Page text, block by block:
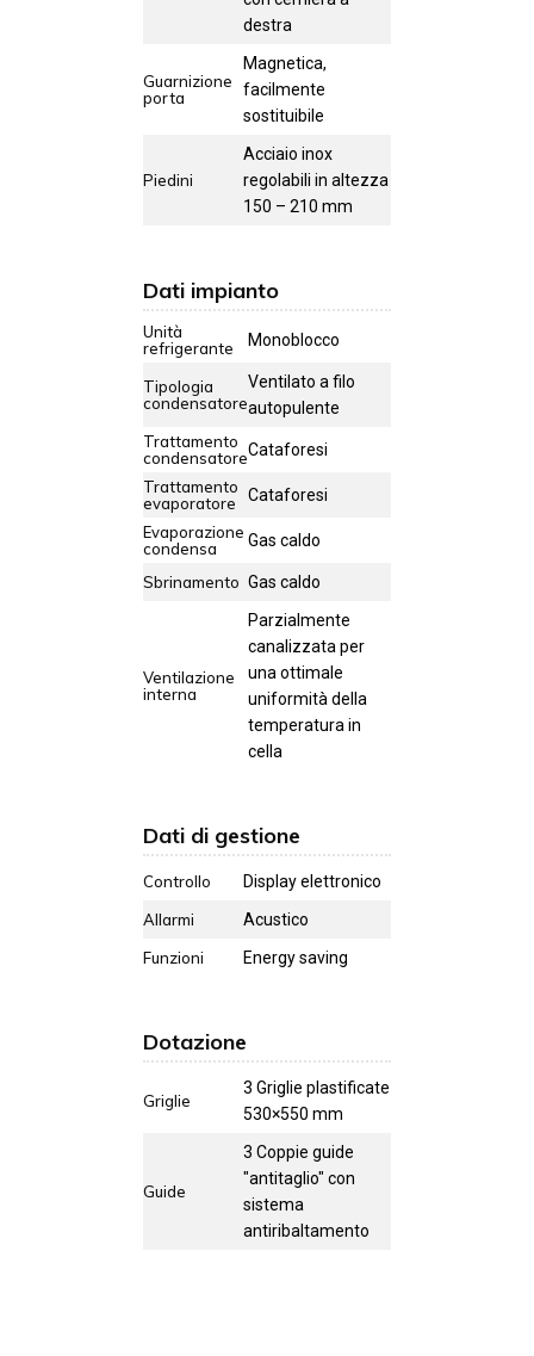
destra
Guarnizione
porta
Magnetica,
facilmente
sostituibile
Piedini
Acciaio inox
regolabili in altezza
150 – 210 mm
Dati impianto
Unità
refrigerante
Monoblocco
Tipologia
condensatore
Ventilato a filo
autopulente
Trattamento
condensatoreCataforesi
Trattamento
evaporatore
Cataforesi
Evaporazione
condensa
Gas caldo
Sbrinamento Gas caldo
Ventilazione
interna
Parzialmente
canalizzata per
una ottimale
uniformità della
temperatura in
cella
Dati di gestione
Controllo
Display elettronico
Allarmi
Acustico
Funzioni
Energy saving
Dotazione
Griglie
3 Griglie plastificate
530×550 mm
Guide
3 Coppie guide
"antitaglio" con
sistema
antiribaltamento